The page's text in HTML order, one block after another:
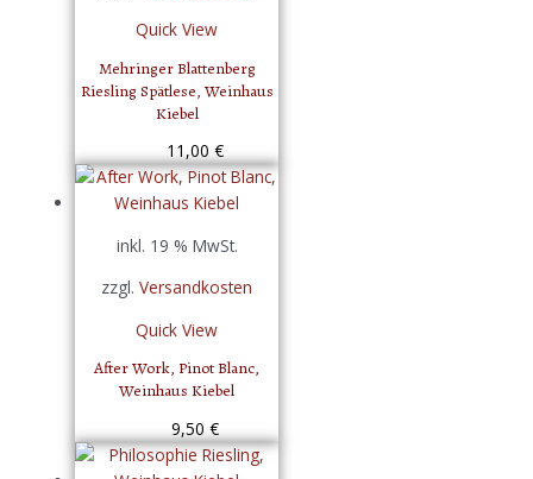
Quick View
Mehringer Blattenberg
Riesling Spätlese, Weinhaus
Kiebel
11,00 €
inkl. 19 % MwSt.
zzgl. Versandkosten
Quick View
After Work, Pinot Blanc,
Weinhaus Kiebel
9,50 €